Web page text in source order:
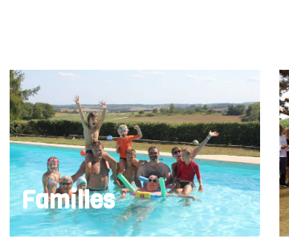
Familles